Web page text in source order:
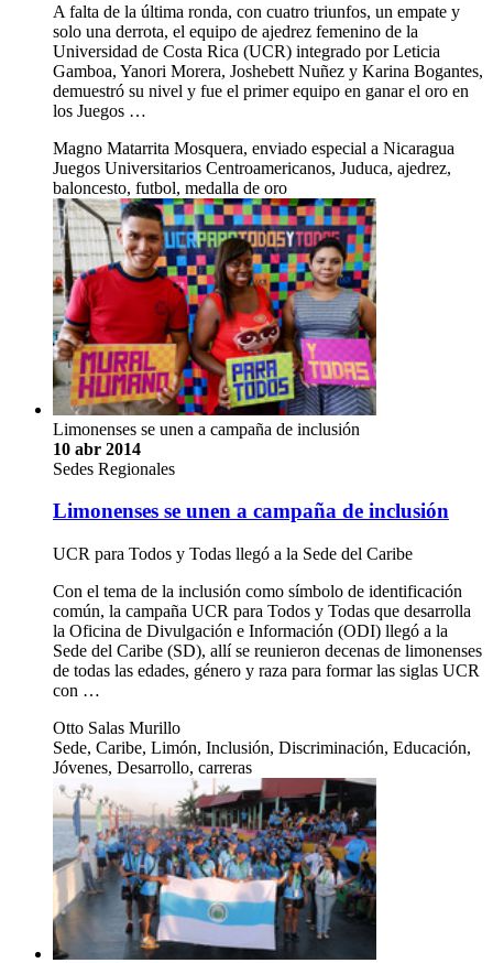
A falta de la última ronda, con cuatro triunfos, un empate y
solo una derrota, el equipo de ajedrez femenino de la
Universidad de Costa Rica (UCR) integrado por Leticia
Gamboa, Yanori Morera, Joshebett Nuñez y Karina Bogantes,
demuestró su nivel y fue el primer equipo en ganar el oro en
los Juegos …
Magno Matarrita Mosquera, enviado especial a Nicaragua
Juegos Universitarios Centroamericanos, Juduca, ajedrez,
baloncesto, futbol, medalla de oro
Limonenses se unen a campaña de inclusión
10 abr 2014
Sedes Regionales
Limonenses se unen a campaña de inclusión
UCR para Todos y Todas llegó a la Sede del Caribe
Con el tema de la inclusión como símbolo de identificación
común, la campaña UCR para Todos y Todas que desarrolla
la Oficina de Divulgación e Información (ODI) llegó a la
Sede del Caribe (SD), allí se reunieron decenas de limonenses
de todas las edades, género y raza para formar las siglas UCR
con …
Otto Salas Murillo
Sede, Caribe, Limón, Inclusión, Discriminación, Educación,
Jóvenes, Desarrollo, carreras